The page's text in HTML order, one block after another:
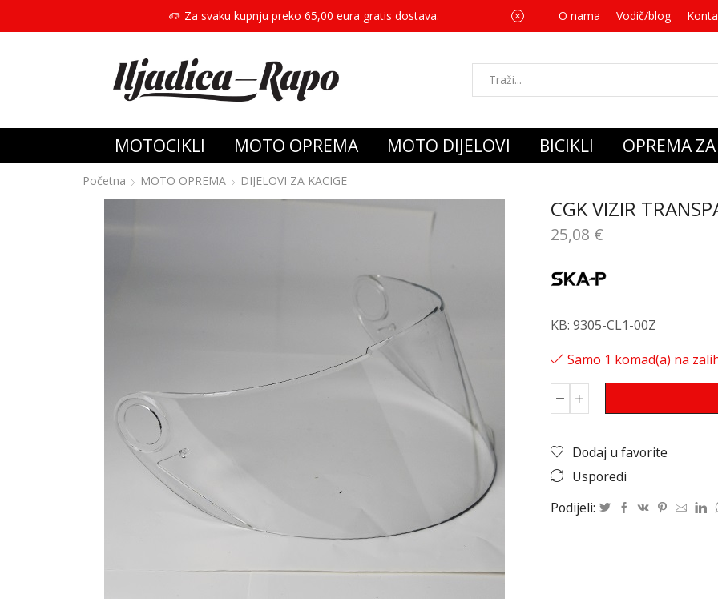
Za svaku kupnju preko 65,00 eura gratis dostava. Za svaku
O nama Vodič/blog
MOTOCIKLI MOTO OPREMA MOTO DIJELOVI BICIKLI OPREMA
Početna MOTO OPREMA DIJELOVI ZA KACIGE
CGK VIZIR
25,08 €
KB: 9305-CL1-00Z
Samo 1 komad(a) na
Dodaj u favorite
Usporedi
Podijeli: